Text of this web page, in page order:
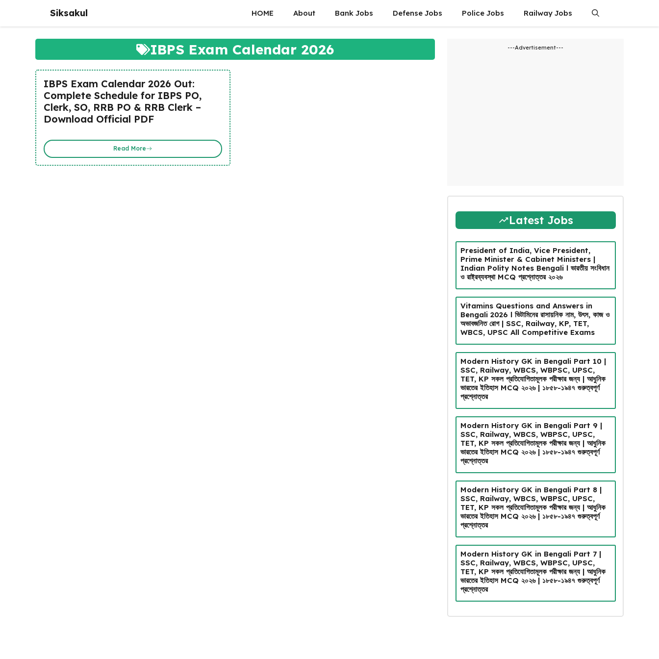
content
Siksakul HOME About Bank Jobs Defense Jobs Police Jobs Railway Jobs
IBPS Exam Calendar 2026
IBPS Exam Calendar 2026 Out:
Complete Schedule for IBPS PO,
Clerk, SO, RRB PO & RRB Clerk –
Download Official PDF
Read More
---Advertisement---
Latest Jobs
President of India, Vice President,
Prime Minister & Cabinet Ministers |
Indian Polity Notes Bengali l ভারতীয় সংবিধান
ও রাষ্ট্রব্যবস্থা MCQ প্রশ্নোত্তর ২০২৬
Vitamins Questions and Answers in
Bengali 2026 l ভিটামিনের রাসায়নিক নাম, উৎস, কাজ ও
অভাবজনিত রোগ | SSC, Railway, KP, TET,
WBCS, UPSC All Competitive Exams
Modern History GK in Bengali Part 10 |
SSC, Railway, WBCS, WBPSC, UPSC,
TET, KP সকল প্রতিযোগিতামূলক পরীক্ষার জন্য | আধুনিক
ভারতের ইতিহাস MCQ ২০২৬ | ১৮৫৮-১৯৪৭ গুরুত্বপূর্ণ
প্রশ্নোত্তর
Modern History GK in Bengali Part 9 |
SSC, Railway, WBCS, WBPSC, UPSC,
TET, KP সকল প্রতিযোগিতামূলক পরীক্ষার জন্য | আধুনিক
ভারতের ইতিহাস MCQ ২০২৬ | ১৮৫৮-১৯৪৭ গুরুত্বপূর্ণ
প্রশ্নোত্তর
Modern History GK in Bengali Part 8 |
SSC, Railway, WBCS, WBPSC, UPSC,
TET, KP সকল প্রতিযোগিতামূলক পরীক্ষার জন্য | আধুনিক
ভারতের ইতিহাস MCQ ২০২৬ | ১৮৫৮-১৯৪৭ গুরুত্বপূর্ণ
প্রশ্নোত্তর
Modern History GK in Bengali Part 7 |
SSC, Railway, WBCS, WBPSC, UPSC,
TET, KP সকল প্রতিযোগিতামূলক পরীক্ষার জন্য | আধুনিক
ভারতের ইতিহাস MCQ ২০২৬ | ১৮৫৮-১৯৪৭ গুরুত্বপূর্ণ
প্রশ্নোত্তর